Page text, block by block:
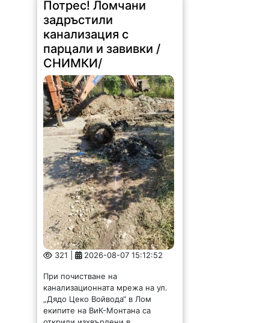
321 | 2026-08-07 15:12:52
При почистване на
канализационната мрежа на ул.
„Дядо Цеко Войвода“ в Лом
екипите на ВиК-Монтана са
открили изхвърлени в
канализацията, парцали, завивки,
битови отпадъци и други
предмети, които нямат място...